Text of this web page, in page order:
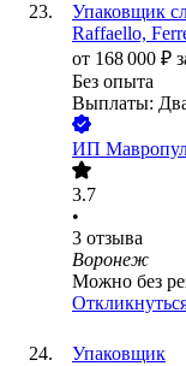
Упаковщик
Raffaello,
от 168 000 ₽
Без опыта
Выплаты:
ИП
3.7
•
3 отзыва
Воронеж
Можно без
Упаковщик